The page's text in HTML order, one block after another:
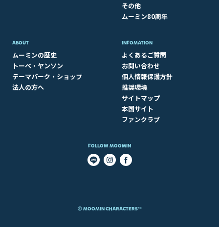
その他
ムーミン80周年
ABOUT​
ムーミンの歴史
トーベ・ヤンソン
テーマパーク・ショップ
法人の方へ
INFOMATION
よくあるご質問
お問い合わせ
個人情報保護方針
推奨環境
サイトマップ
本国サイト
ファンクラブ
FOLLOW MOOMIN
© MOOMIN CHARACTERS™​